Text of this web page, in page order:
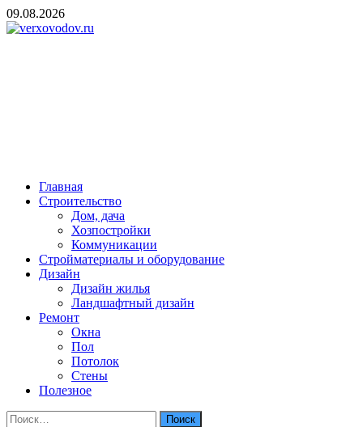
Skip
to
09.08.2026
Главная
Строительство
Дом, дача
Хозпостройки
Коммуникации
Стройматериалы и оборудование
Дизайн
Дизайн жилья
Ландшафтный дизайн
Ремонт
Окна
Пол
Потолок
Стены
Полезное
Найти: